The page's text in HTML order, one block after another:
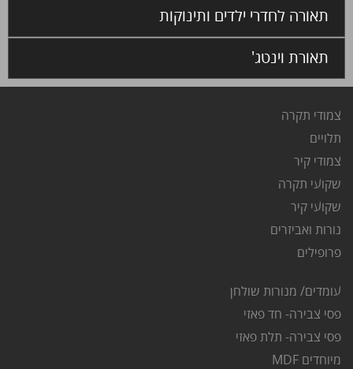
תאורה לחדרי ילדים ותינוקות
תאורת וינטג'
צמודי תקרה
תלויים
צמודי קיר
שקועי תקרה
שקועי קיר
נורות ואביזרים
פרופילים
עומדים/ מנורות שולחן
פסי צבירה- חד פאזי
פסי צבירה- תלת פאזי
מיוחדים MDF